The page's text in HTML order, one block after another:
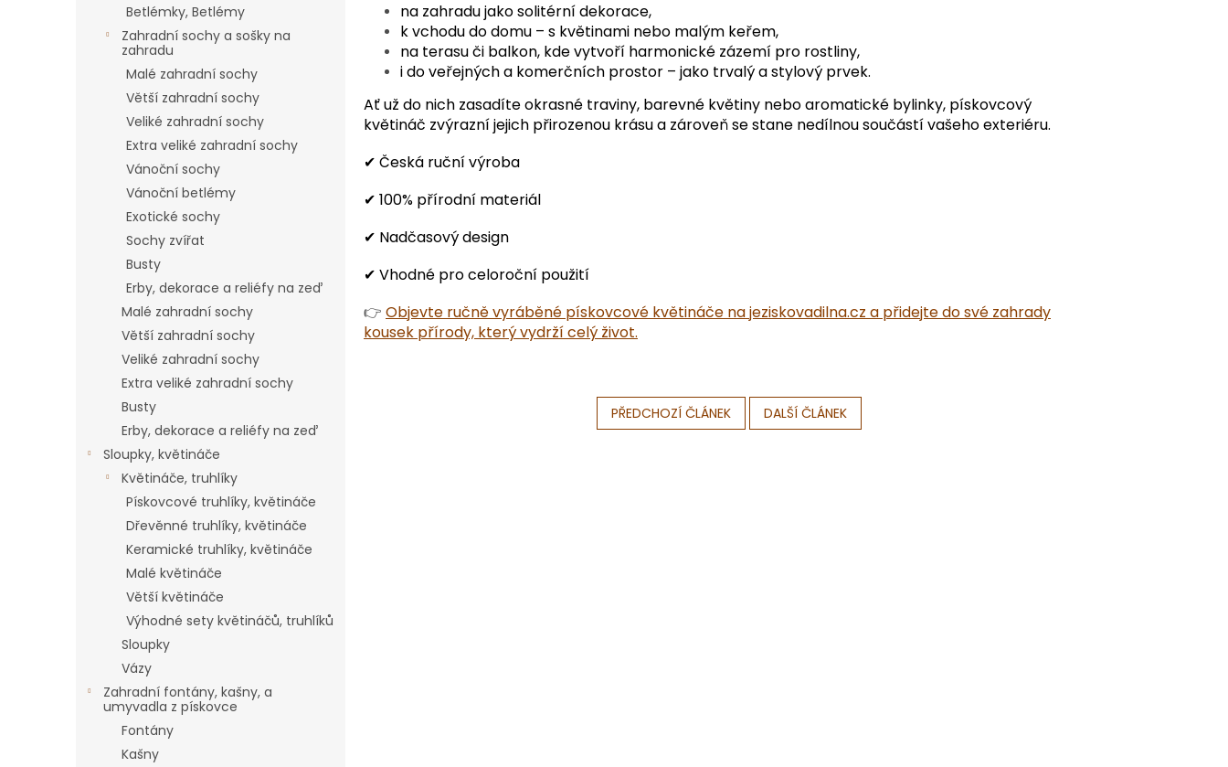
Betlémky, Betlémy
Zahradní sochy a sošky na
zahradu
Malé zahradní sochy
Větší zahradní sochy
Veliké zahradní sochy
Extra veliké zahradní sochy
Vánoční sochy
Vánoční betlémy
Exotické sochy
Sochy zvířat
Busty
Erby, dekorace a reliéfy na zeď
Malé zahradní sochy
Větší zahradní sochy
Veliké zahradní sochy
Extra veliké zahradní sochy
Busty
Erby, dekorace a reliéfy na zeď
Sloupky, květináče
Květináče, truhlíky
Pískovcové truhlíky, květináče
Dřevěnné truhlíky, květináče
Keramické truhlíky, květináče
Malé květináče
Větší květináče
Výhodné sety květináčů, truhlíků
Sloupky
Vázy
Zahradní fontány, kašny, a
umyvadla z pískovce
Fontány
Kašny
na zahradu jako solitérní dekorace,
k vchodu do domu – s květinami nebo malým keřem,
na terasu či balkon, kde vytvoří harmonické zázemí pro rostliny,
i do veřejných a komerčních prostor – jako trvalý a stylový prvek.
Ať už do nich zasadíte okrasné traviny, barevné květiny nebo aromatické bylinky, pískovcový
květináč zvýrazní jejich přirozenou krásu a zároveň se stane nedílnou součástí vašeho exteriéru.
✔ Česká ruční výroba
✔ 100% přírodní materiál
✔ Nadčasový design
✔ Vhodné pro celoroční použití
👉 Objevte ručně vyráběné pískovcové květináče na jeziskovadilna.cz a přidejte do své zahrady
kousek přírody, který vydrží celý život.
PŘEDCHOZÍ ČLÁNEK DALŠÍ ČLÁNEK